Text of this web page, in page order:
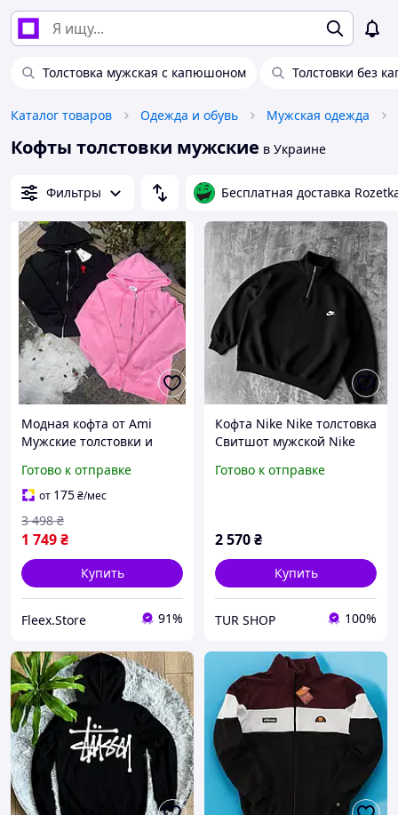
Толстовка мужская с капюшоном Толстовки без
Каталог товаров Одежда и обувь Мужская одежда
Кофты толстовки мужские в Украине
Фильтры Бесплатная доставка
Модная кофта от Ami
Мужские толстовки и
Ami Кофта ami Мужские
толстовки и регланы AMI
Чорна толстовка Ami
Готово к отправке
от 175₴/мес
1 749₴
3 498 ₴
Купить
Fleex.Store 91%
Кофта Nike Nike толстовка
Свитшот мужской Nike
Толстовка мужская Nike
Готово к отправке
2 570₴
Купить
TUR SHOP 100%